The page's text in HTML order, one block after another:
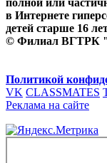
полной или
в Интернете
детей старше 16
© Филиал ВГТРК
Политикой
VK CLASSMATES
Реклама на сайте